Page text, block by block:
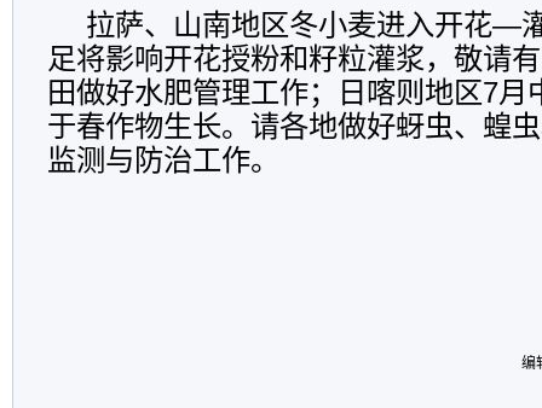
拉萨、山南地区冬小麦进入开花—
足将影响开花授粉和籽粒灌浆，敬请
田做好水肥管理工作；日喀则地区7月
于春作物生长。请各地做好蚜虫、蝗
监测与防治工作。
编